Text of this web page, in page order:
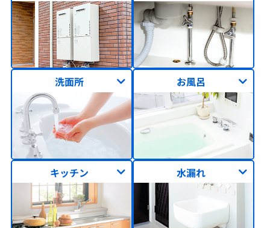
洗面所 お風呂
キッチン 水漏れ